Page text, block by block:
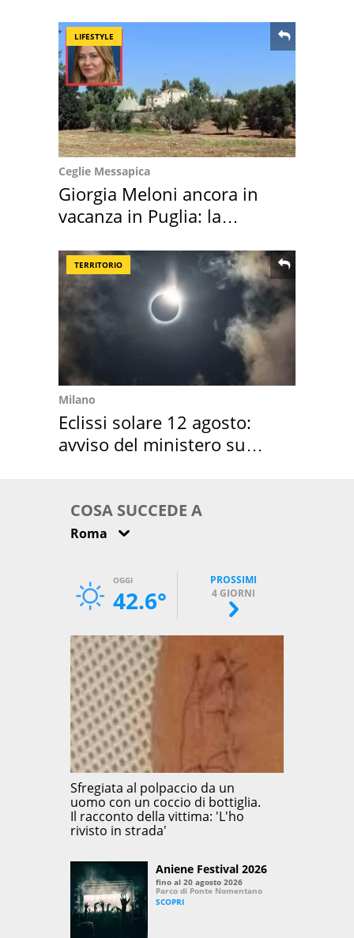
LIFESTYLE
Ceglie Messapica
Giorgia Meloni ancora in
vacanza in Puglia: la
TERRITORIO
Milano
Eclissi solare 12 agosto:
avviso del ministero su